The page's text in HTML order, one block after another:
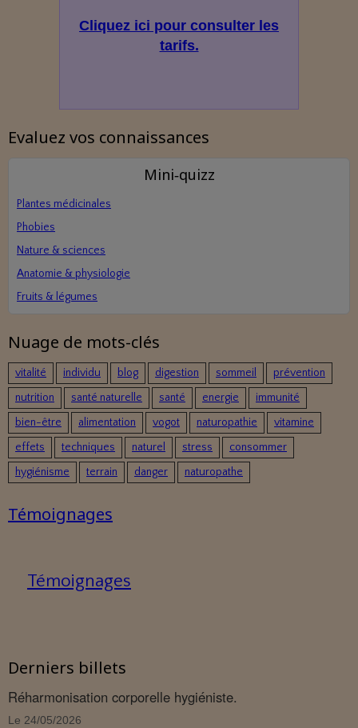
Cliquez ici pour consulter les
tarifs.
Evaluez vos connaissances
Mini‑quizz
Plantes médicinales
Phobies
Nature & sciences
Anatomie & physiologie
Fruits & légumes
Nuage de mots-clés
vitalité individu blog digestion sommeil
prévention
nutrition
santé naturelle santé energie
immunité
bien-être
alimentation vogot naturopathie
vitamine
effets
techniques naturel stress
consommer
hygiénisme
terrain danger naturopathe
Témoignages
Témoignages
Derniers billets
Réharmonisation corporelle hygiéniste.
Le 24/05/2026